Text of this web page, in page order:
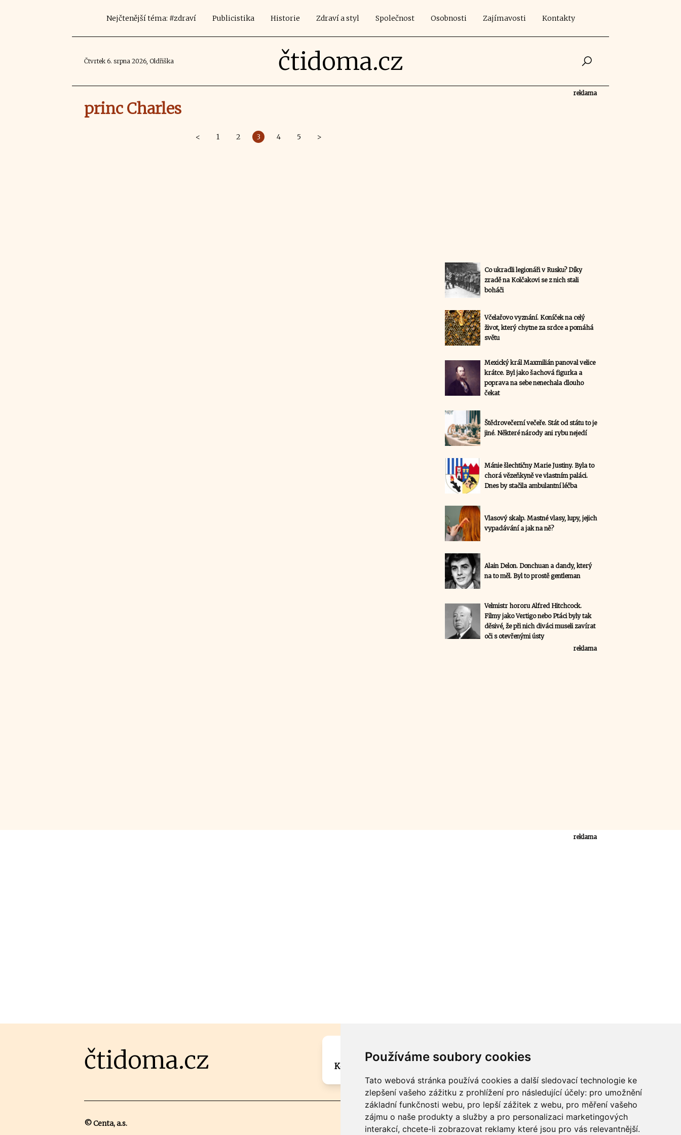
Používáme soubory cookies
Tato webová stránka používá cookies a další sledovací technologie ke
zlepšení vašeho zážitku z prohlížení pro následující účely: pro umožnění
základní funkčnosti webu, pro lepší zážitek z webu, pro měření vašeho
zájmu o naše produkty a služby a pro personalizaci marketingových
interakcí, chcete-li zobrazovat reklamy které jsou pro vás relevantnější.
Nejčtenější téma: #zdraví Publicistika Historie Zdraví a styl Společnost Osobnosti Zajímavosti Kontakty
Čtvrtek 6. srpna 2026, Oldřiška čtidoma.cz
princ Charles
< 1 2 3 4 5 >
reklama
Co ukradli legionáři v Rusku? Díky
zradě na Kolčakovi se z nich stali
boháči
Včelařovo vyznání. Koníček na celý
život, který chytne za srdce a pomáhá
světu
Mexický král Maxmilián panoval velice
krátce. Byl jako šachová figurka a
poprava na sebe nenechala dlouho
čekat
Štědrovečerní večeře. Stát od státu to je
jiné. Některé národy ani rybu nejedí
Mánie šlechtičny Marie Justiny. Byla to
chorá vězeňkyně ve vlastním paláci.
Dnes by stačila ambulantní léčba
Vlasový skalp. Mastné vlasy, lupy, jejich
vypadávání a jak na ně?
Alain Delon. Donchuan a dandy, který
na to měl. Byl to prostě gentleman
Velmistr hororu Alfred Hitchcock.
Filmy jako Vertigo nebo Ptáci byly tak
děsivé, že při nich diváci museli zavírat
oči s otevřenými ústy
reklama
reklama
čtidoma.cz
Máte zajímavou informaci? Chcete spolupracovat?
Kontaktujte šéfredaktora Martina Chalupu:
© Centa, a.s.